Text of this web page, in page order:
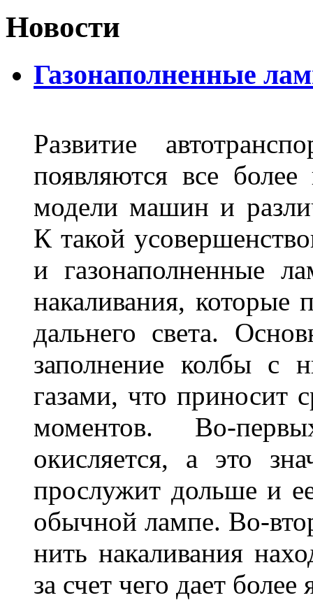
Новости
Газонаполненные
Развитие
появляются все
модели машин и
К такой
и газонаполненные
накаливания,
дальнего света.
заполнение колбы с
газами, что приносит
моментов. Во-
окисляется, а это
прослужит дольше и
обычной лампе. Во-
нить накаливания
за счет чего дает